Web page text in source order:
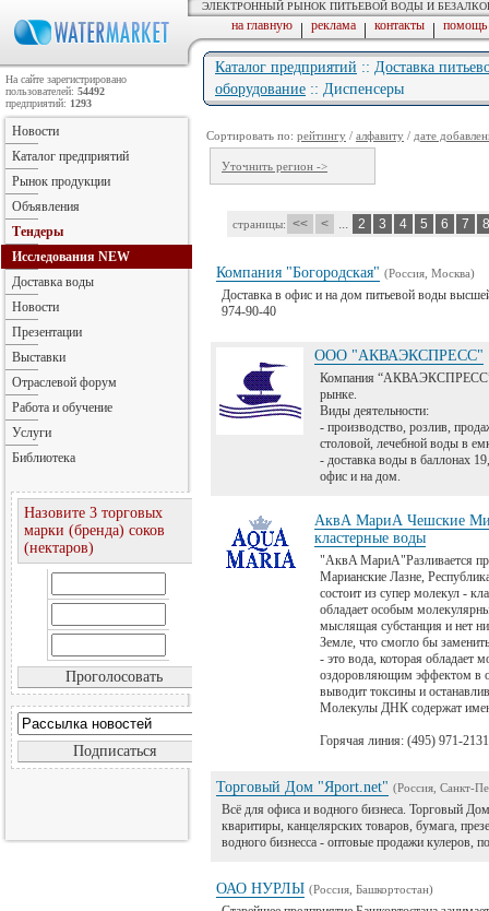
ЭЛЕКТРОННЫЙ РЫНОК ПИТЬЕВОЙ ВОДЫ И
на главную | реклама | контакты | помощь
Каталог предприятий :: Доставка
оборудование :: Диспенсеры
Сортировать по: рейтингу / алфавиту / дате
Уточнить регион ->
страницы: << < ... 2 3 4 5 6 7
Компания "Богородская" (Россия, Москва)
Доставка в офис и на дом питьевой воды
974-90-40
ООО "АКВАЭКСПРЕСС"
Компания “АКВАЭКСПРЕСС”
рынке.
Виды деятельности:
- производство, розлив,
столовой, лечебной воды в
- доставка воды в баллонах
офис и на дом.
АквА МариА Чешские
кластерные воды
"AквA MариA"Разливается
Марианские Лазне,
состоит из супер молекул -
обладает особым
мыслящая субстанция и нет
Земле, что смогло бы
- это вода, которая обладает
оздоровляющим эффектом в
выводит токсины и
Молекулы ДНК содержат
Горячая линия: (495) 971-2131
Торговый Дом "Яport.net" (Россия, Санкт-
Всё для офиса и водного бизнеса. Торговый
кваритиры, канцелярских товаров, бумага,
водного бизнесса - оптовые продажи кулеров,
ОАО НУРЛЫ (Россия, Башкортостан)
На сайте зарегистрировано
пользователей: 54492
предприятий: 1293
Новости
Каталог предприятий
Рынок продукции
Объявления
Тендеры
Исследования NEW
Доставка воды
Новости
Презентации
Выставки
Отраслевой форум
Работа и обучение
Услуги
Библиотека
Назовите 3 торговых
марки (бренда) соков
(нектаров)